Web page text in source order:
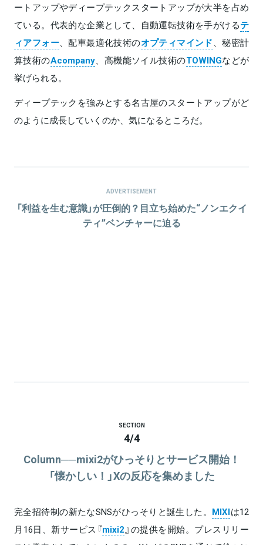
ートアップやディープテックスタートアップが大半を占め
ている。代表的な企業として、自動運転技術を手がけるテ
ィアフォー、配車最適化技術のオプティマインド、秘密計
算技術のAcompany、高機能ソイル技術のTOWINGなどが
挙げられる。
ディープテックを強みとする名古屋のスタートアップがど
のように成長していくのか、気になるところだ。
ADVERTISEMENT
「利益を生む意識」が圧倒的？目立ち始めた“ノンエクイ
ティ”ベンチャーに迫る
SECTION
4/4
Column──mixi2がひっそりとサービス開始！
「懐かしい！」Xの反応を集めました
完全招待制の新たなSNSがひっそりと誕生した。 MIXIは12
月16日、新サービス『mixi2』の提供を開始。プレスリリー